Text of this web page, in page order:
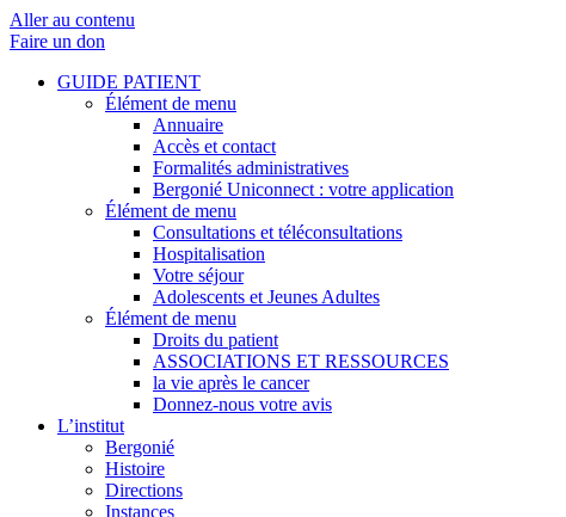
Aller au contenu
Faire un don
GUIDE PATIENT
Élément de menu
Annuaire
Accès et contact
Formalités administratives
Bergonié Uniconnect : votre application
Élément de menu
Consultations et téléconsultations
Hospitalisation
Votre séjour
Adolescents et Jeunes Adultes
Élément de menu
Droits du patient
ASSOCIATIONS ET RESSOURCES
la vie après le cancer
Donnez-nous votre avis
L’institut
Bergonié
Histoire
Directions
Instances